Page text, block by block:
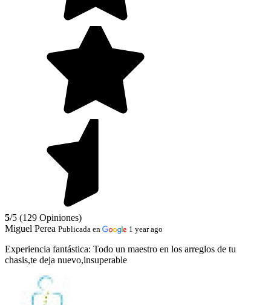
5/5 (129 Opiniones)
Miguel Perea Publicada en 1 year ago
Experiencia fantástica: Todo un maestro en los arreglos de tu
chasis,te deja nuevo,insuperable